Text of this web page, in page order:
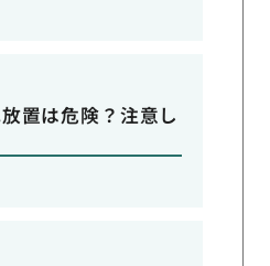
置は危険？注意し